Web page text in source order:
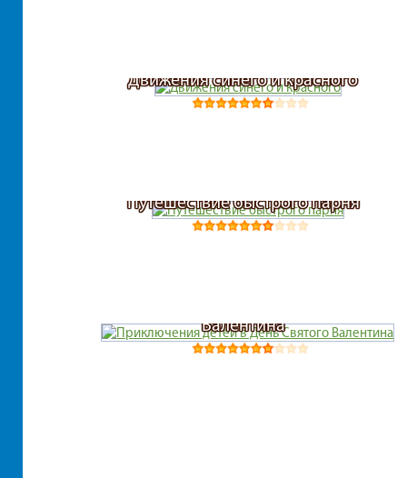
Движения синего и красного
Путешествие быстрого парня
Валентина